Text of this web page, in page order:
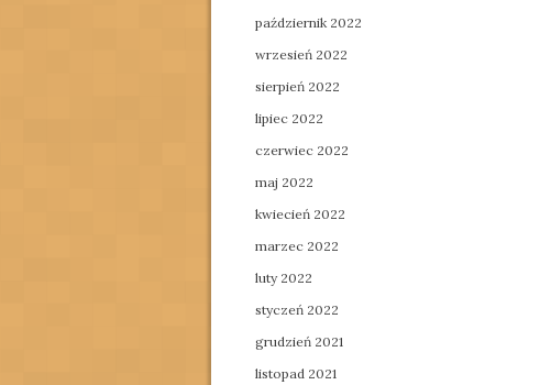
październik 2022
wrzesień 2022
sierpień 2022
lipiec 2022
czerwiec 2022
maj 2022
kwiecień 2022
marzec 2022
luty 2022
styczeń 2022
grudzień 2021
listopad 2021